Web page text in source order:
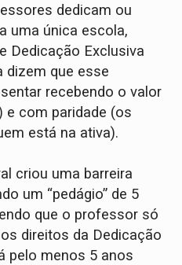
dedicam ou
uma única escola,
Dedicação Exclusiva
dizem que esse
recebendo o valor
e com paridade (os
está na ativa).
criou uma barreira
um “pedágio” de 5
que o professor só
direitos da Dedicação
pelo menos 5 anos